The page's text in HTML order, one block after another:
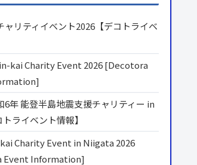
ャリティイベント2026【デコトライベ
kai Charity Event 2026 [Decotora
6年 能登半島地震支援チャリティー in
ライベント情報】
Charity Event in Niigata 2026
Event Information]